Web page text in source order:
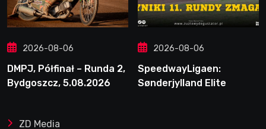
2026-08-06
DMPJ, Półfinał – Runda 2,
Bydgoszcz, 5.08.2026
2026-08-06
SpeedwayLigaen:
Sønderjylland Elite
ZD Media